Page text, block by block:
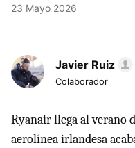
23 Mayo 2026
Javier Ruiz
Colaborador
Ryanair llega al verano
aerolínea irlandesa